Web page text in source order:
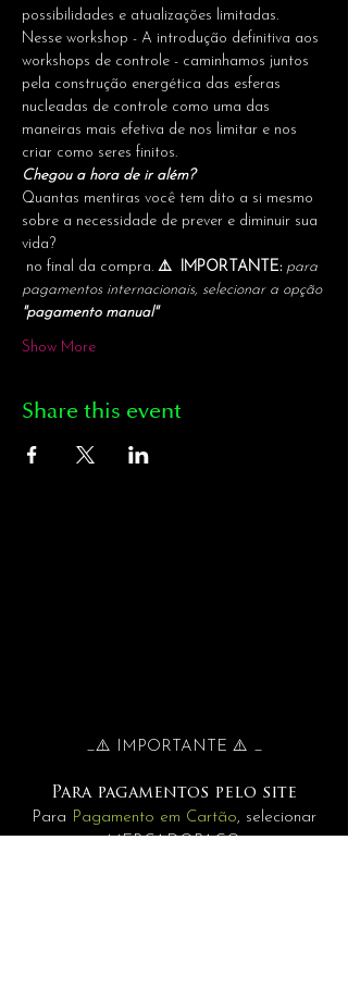
possibilidades e atualizações limitadas.
Nesse workshop - A introdução definitiva aos
workshops de controle - caminhamos juntos
pela construção energética das esferas
nucleadas de controle como uma das
maneiras mais efetiva de nos limitar e nos
criar como seres finitos.
Chegou a hora de ir além?
Quantas mentiras você tem dito a si mesmo
sobre a necessidade de prever e diminuir sua
vida?
no final da compra. ⚠️  IMPORTANTE: para
pagamentos internacionais, selecionar a opção
"pagamento manual"
Show More
Share this event
_⚠️ IMPORTANTE ⚠️ _
Para pagamentos pelo site
Para Pagamento em Cartão, selecionar
MERCADOPAGO.